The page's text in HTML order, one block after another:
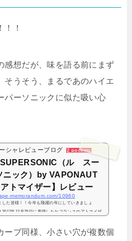
！！
感想だが、味を語る前にまず
そうそう、まるであのハイエ
パーソニックに似た吸い心
シャレビューブログ 2 pockets
SUPERSONIC（ル スー
ニック）by VAPONAUT
トマイザー】レビュー
memorandum.com/10960
した皆様！！今年も飛躍の年にしていきましょ
2017年12月25日に着弾したおフランスのアトマイザ
ーブ同様、小さい穴が複数個